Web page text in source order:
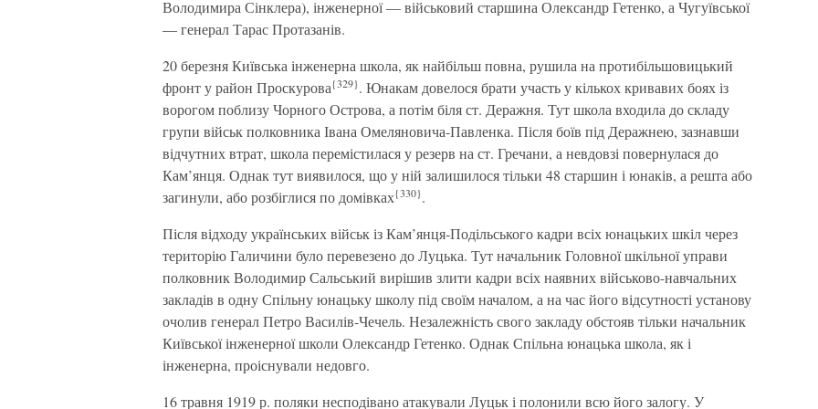
Володимира Сінклера), інженерної — військовий старшина Олександр Гетенко, а Чугуївської
— генерал Тарас Протазанів.
20 березня Київська інженерна школа, як найбільш повна, рушила на протибільшовицький
фронт у район Проскурова{329}. Юнакам довелося брати участь у кількох кривавих боях із
ворогом поблизу Чорного Острова, а потім біля ст. Деражня. Тут школа входила до складу
групи військ полковника Івана Омеляновича-Павленка. Після боїв під Деражнею, зазнавши
відчутних втрат, школа перемістилася у резерв на ст. Гречани, а невдовзі повернулася до
Кам’янця. Однак тут виявилося, що у ній залишилося тільки 48 старшин і юнаків, а решта або
загинули, або розбіглися по домівках{330}.
Після відходу українських військ із Кам’янця-Подільського кадри всіх юнацьких шкіл через
територію Галичини було перевезено до Луцька. Тут начальник Головної шкільної управи
полковник Володимир Сальський вирішив злити кадри всіх наявних військово-навчальних
закладів в одну Спільну юнацьку школу під своїм началом, а на час його відсутності установу
очолив генерал Петро Василів-Чечель. Незалежність свого закладу обстояв тільки начальник
Київської інженерної школи Олександр Гетенко. Однак Спільна юнацька школа, як і
інженерна, проіснували недовго.
16 травня 1919 р. поляки несподівано атакували Луцьк і полонили всю його залогу. У